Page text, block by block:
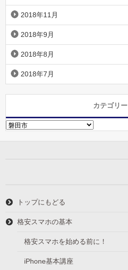
2018年11月
2018年9月
2018年8月
2018年7月
カテゴリー
カ
トップにもどる
格安スマホの基本
格安スマホを始める前に！
iPhone基本講座